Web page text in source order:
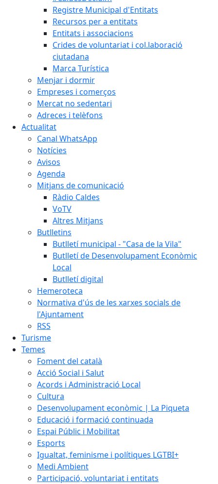
Registre Municipal d'Entitats
Recursos per a entitats
Entitats i associacions
Crides de voluntariat i col.laboració
ciutadana
Marca Turística
Menjar i dormir
Empreses i comerços
Mercat no sedentari
Adreces i telèfons
Actualitat
Canal WhatsApp
Notícies
Avisos
Agenda
Mitjans de comunicació
Ràdio Caldes
VoTV
Altres Mitjans
Butlletins
Butlletí municipal - "Casa de la Vila"
Butlletí de Desenvolupament Econòmic
Local
Butlletí digital
Hemeroteca
Normativa d'ús de les xarxes socials de
l'Ajuntament
RSS
Turisme
Temes
Foment del català
Acció Social i Salut
Acords i Administració Local
Cultura
Desenvolupament econòmic | La Piqueta
Educació i formació continuada
Espai Públic i Mobilitat
Esports
Igualtat, feminisme i polítiques LGTBI+
Medi Ambient
Participació, voluntariat i entitats